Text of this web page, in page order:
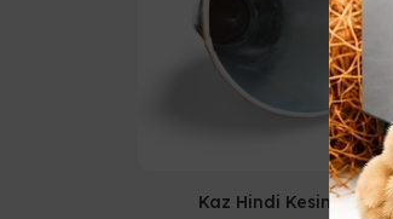
Kaz Hindi Kesim Hunisi